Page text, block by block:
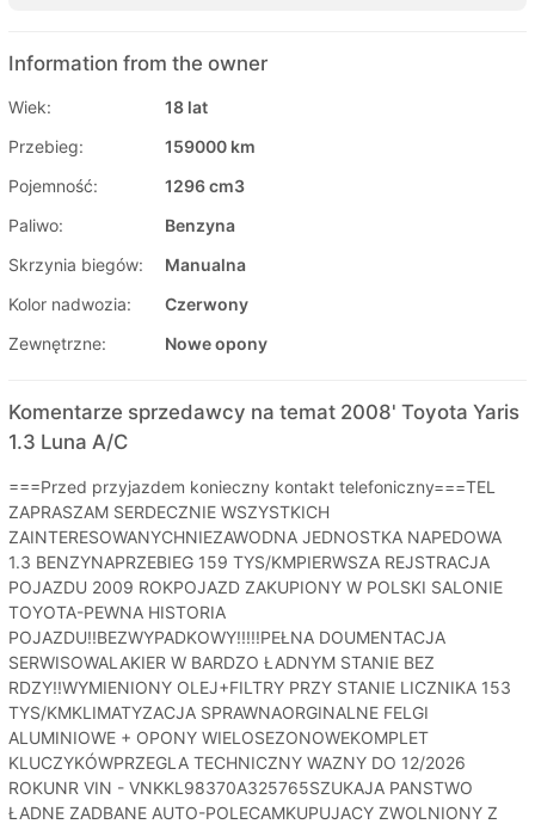
Information from the owner
Wiek:
18 lat
Przebieg:
159000 km
Pojemność:
1296 cm3
Paliwo:
Benzyna
Skrzynia biegów:
Manualna
Kolor nadwozia:
Czerwony
Zewnętrzne:
Nowe opony
Komentarze sprzedawcy na temat 2008' Toyota Yaris
1.3 Luna A/C
===Przed przyjazdem konieczny kontakt telefoniczny===TEL
ZAPRASZAM SERDECZNIE WSZYSTKICH
ZAINTERESOWANYCHNIEZAWODNA JEDNOSTKA NAPEDOWA
1.3 BENZYNAPRZEBIEG 159 TYS/KMPIERWSZA REJSTRACJA
POJAZDU 2009 ROKPOJAZD ZAKUPIONY W POLSKI SALONIE
TOYOTA-PEWNA HISTORIA
POJAZDU!!BEZWYPADKOWY!!!!!PEŁNA DOUMENTACJA
SERWISOWALAKIER W BARDZO ŁADNYM STANIE BEZ
RDZY!!WYMIENIONY OLEJ+FILTRY PRZY STANIE LICZNIKA 153
TYS/KMKLIMATYZACJA SPRAWNAORGINALNE FELGI
ALUMINIOWE + OPONY WIELOSEZONOWEKOMPLET
KLUCZYKÓWPRZEGLA TECHNICZNY WAZNY DO 12/2026
ROKUNR VIN - VNKKL98370A325765SZUKAJA PANSTWO
ŁADNE ZADBANE AUTO-POLECAMKUPUJACY ZWOLNIONY Z